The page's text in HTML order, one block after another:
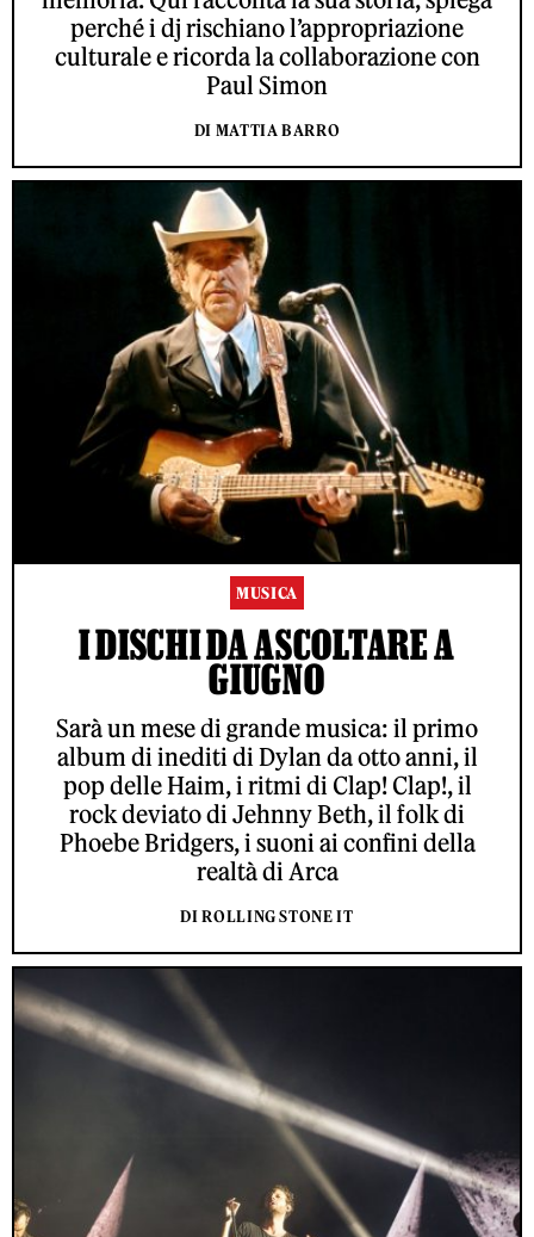
perché i dj rischiano l’appropriazione
culturale e ricorda la collaborazione con
Paul Simon
DI MATTIA BARRO
MUSICA
I DISCHI DA ASCOLTARE A
GIUGNO
Sarà un mese di grande musica: il primo
album di inediti di Dylan da otto anni, il
pop delle Haim, i ritmi di Clap! Clap!, il
rock deviato di Jehnny Beth, il folk di
Phoebe Bridgers, i suoni ai confini della
realtà di Arca
DI ROLLING STONE IT